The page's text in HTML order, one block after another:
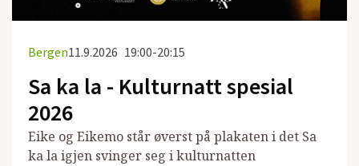
Bergen11.9.2026 19:00-20:15
Sa ka la - Kulturnatt spesial
2026
Eike og Eikemo står øverst på plakaten i det Sa
ka la igjen svinger seg i kulturnatten